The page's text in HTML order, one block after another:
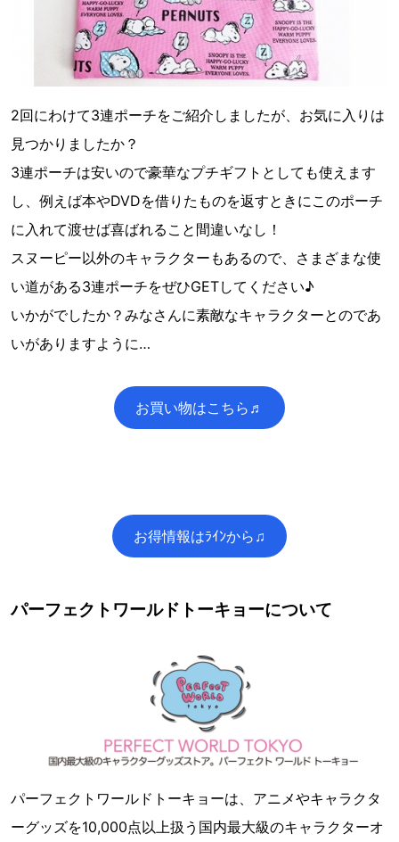
2回にわけて3連ポーチをご紹介しましたが、お気に入りは
見つかりましたか？
3連ポーチは安いので豪華なプチギフトとしても使えます
し、例えば本やDVDを借りたものを返すときにこのポーチ
に入れて渡せば喜ばれること間違いなし！
スヌーピー以外のキャラクターもあるので、さまざまな使
い道がある3連ポーチをぜひGETしてください♪
いかがでしたか？みなさんに素敵なキャラクターとのであ
いがありますように…
お買い物はこちら♬
お得情報はﾗｲﾝから♫
パーフェクトワールドトーキョーについて
パーフェクトワールドトーキョーは、アニメやキャラクタ
ーグッズを10,000点以上扱う国内最大級のキャラクターオ